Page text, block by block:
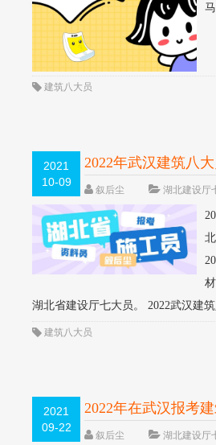
建筑八大员
2021
10-09
2022年武汉建筑八
叙后尘 湖北建设厅
湖北省建设厅七大员。 2022武汉建筑
建筑八大员
2021
09-22
2022年在武汉报考
叙后尘 湖北建设厅